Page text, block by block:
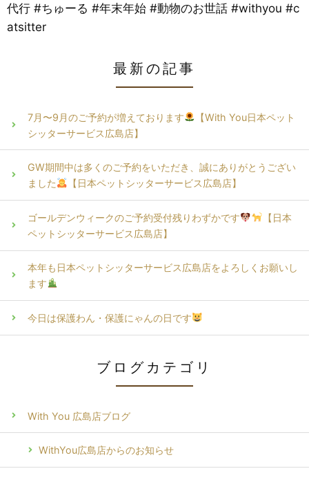
代行 #ちゅーる #年末年始 #動物のお世話 #withyou #c
atsitter
最新の記事
7月〜9月のご予約が増えております
【With You日本ペット
シッターサービス広島店】
GW期間中は多くのご予約をいただき、誠にありがとうござい
ました
【日本ペットシッターサービス広島店】
ゴールデンウィークのご予約受付残りわずかです
【日本
ペットシッターサービス広島店】
本年も日本ペットシッターサービス広島店をよろしくお願いし
ます
今日は保護わん・保護にゃんの日です
ブログカテゴリ
With You 広島店ブログ
WithYou広島店からのお知らせ